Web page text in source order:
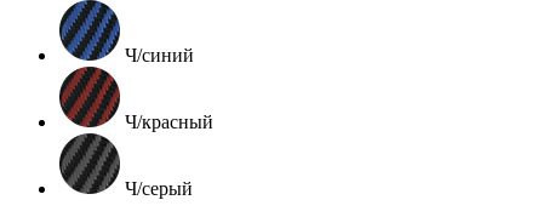
Ч/синий
Ч/красный
Ч/серый